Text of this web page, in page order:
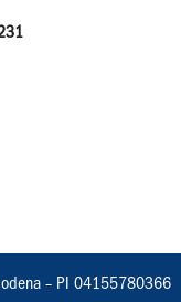
– PI 04155780366